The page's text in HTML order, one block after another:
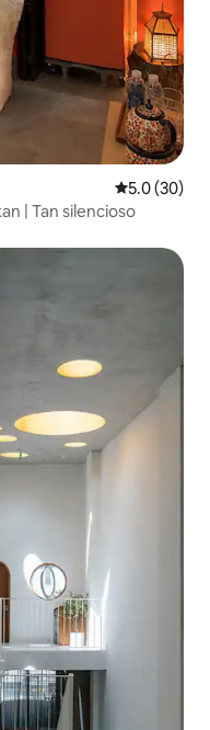
Calificación
5.0 (30)
| Tan silencioso